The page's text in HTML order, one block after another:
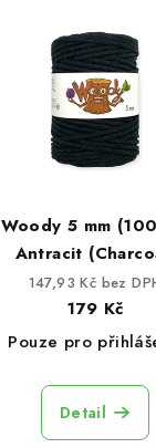
Woody 5 mm
Antracit
147,93 Kč bez
179 Kč
Pouze pro
Detail